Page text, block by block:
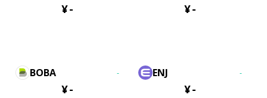
¥- ¥-
BOBA -
¥-
ENJ -
¥-